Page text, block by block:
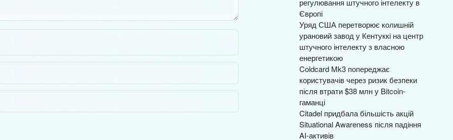
регулювання штучного інтелекту в
Європі
Уряд США перетворює колишній
урановий завод у Кентуккі на центр
штучного інтелекту з власною
енергетикою
Coldcard Mk3 попереджає
користувачів через ризик безпеки
після втрати $38 млн у Bitcoin-
гаманці
Citadel придбала більшість акцій
Situational Awareness після падіння
AI-активів